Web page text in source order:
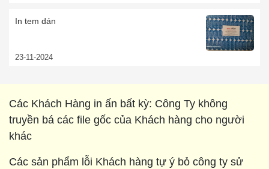
In tem dán
23-11-2024
Các Khách Hàng in ấn bất kỳ: Công Ty không
truyền bá các file gốc của Khách hàng cho người
khác
Các sản phẩm lỗi Khách hàng tự ý bỏ công ty sử